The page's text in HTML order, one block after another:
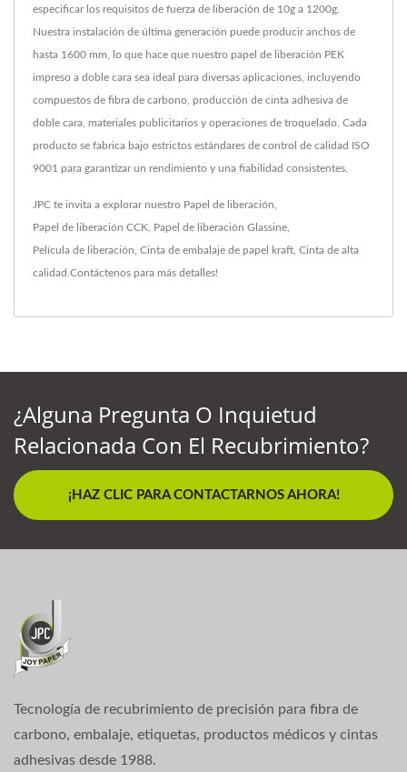
especificar los requisitos de fuerza de liberación de 10g a 1200g.
Nuestra instalación de última generación puede producir anchos de
hasta 1600 mm, lo que hace que nuestro papel de liberación PEK
impreso a doble cara sea ideal para diversas aplicaciones, incluyendo
compuestos de fibra de carbono, producción de cinta adhesiva de
doble cara, materiales publicitarios y operaciones de troquelado. Cada
producto se fabrica bajo estrictos estándares de control de calidad ISO
9001 para garantizar un rendimiento y una fiabilidad consistentes.
JPC te invita a explorar nuestro Papel de liberación,
Papel de liberación CCK, Papel de liberación Glassine,
Película de liberación, Cinta de embalaje de papel kraft, Cinta de alta
calidad.Contáctenos para más detalles!
¿Alguna Pregunta O Inquietud
Relacionada Con El Recubrimiento?
¡HAZ CLIC PARA CONTACTARNOS AHORA!
Tecnología de recubrimiento de precisión para fibra de
carbono, embalaje, etiquetas, productos médicos y cintas
adhesivas desde 1988.